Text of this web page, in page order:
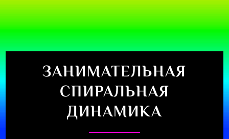
ЗАНИМАТЕЛЬНАЯ
СПИРАЛЬНАЯ
ДИНАМИКА